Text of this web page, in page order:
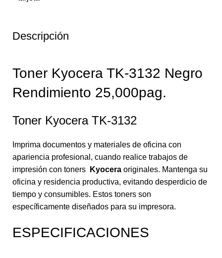
Descripción
Toner Kyocera TK-3132 Negro
Rendimiento 25,000pag.
Toner Kyocera TK-3132
Imprima documentos y materiales de oficina con
apariencia profesional, cuando realice trabajos de
impresión con toners
Kyocera originales. Mantenga su
oficina y residencia productiva, evitando desperdicio de
tiempo y consumibles. Estos toners son
específicamente diseñados para su impresora.
ESPECIFICACIONES